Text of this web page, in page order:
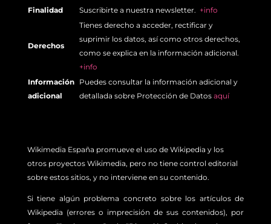
Finalidad
Suscribirte a nuestra newsletter. +info
Derechos
Tienes derecho a acceder, rectificar y
suprimir los datos, así como otros derechos,
como se explica en la información adicional.
+info
Información
adicional
Puedes consultar la información adicional y
detallada sobre Protección de Datos aquí
Wikimedia España promueve el uso de Wikipedia y los
otros proyectos Wikimedia, pero no tiene control editorial
sobre estos sitios, y no interviene en su contenido.
Si tiene algún problema concreto sobre los artículos de
Wikipedia (errores o imprecisión de sus contenidos), por